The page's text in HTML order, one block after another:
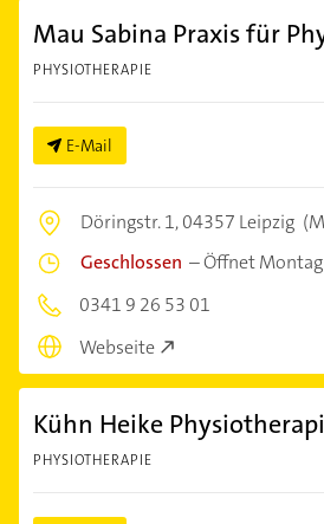
Mau Sabina Praxis für
PHYSIOTHERAPIE
E-Mail
Döringstr. 1,04357 Leipzig
Geschlossen –Öffnet
0341 9 26 53 01
Webseite
Kühn Heike
PHYSIOTHERAPIE